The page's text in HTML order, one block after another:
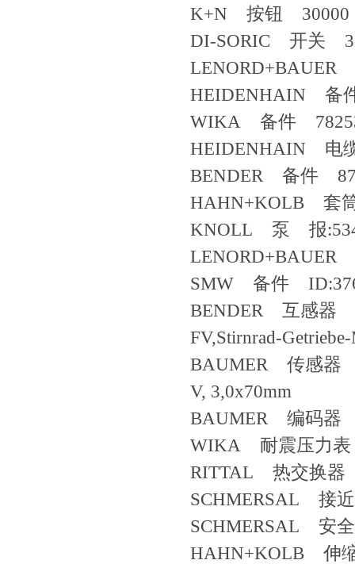
K+N 按钮 30000
DI-SORIC 开关
HEIDENHAIN 备
WIKA 备件
HEIDENHAIN 电
BENDER 备件
HAHN+KOLB 套
KNOLL 泵 报
SMW 备件
BENDER 互感器
FV,Stirnrad-
BAUMER 传感器
V, 3,0x70mm
BAUMER 编码器
WIKA 耐震压力
RITTAL 热交换器
SCHMERSAL 接
SCHMERSAL 安
HAHN+KOLB 伸